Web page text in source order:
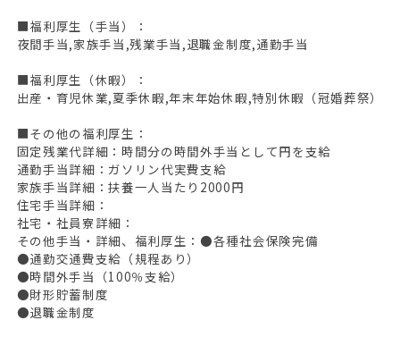
■福利厚生（手当）：
夜間手当,家族手当,残業手当,退職金制度,通勤手当
■福利厚生（休暇）：
出産・育児休業,夏季休暇,年末年始休暇,特別休暇（冠婚葬祭）
■その他の福利厚生：
固定残業代詳細：時間分の時間外手当として円を支給
通勤手当詳細：ガソリン代実費支給
家族手当詳細：扶養一人当たり2000円
住宅手当詳細：
社宅・社員寮詳細：
その他手当・詳細、福利厚生：●各種社会保険完備
●通勤交通費支給（規程あり）
●時間外手当（100％支給）
●財形貯蓄制度
●退職金制度